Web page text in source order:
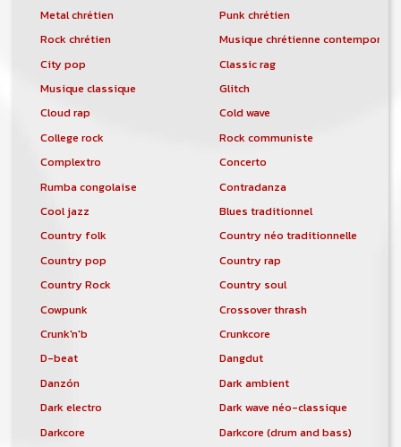
Metal chrétien
Punk chrétien
Rock chrétien
Musique chrétienne
City pop
Classic rag
Musique classique
Glitch
Cloud rap
Cold wave
College rock
Rock communiste
Complextro
Concerto
Rumba congolaise
Contradanza
Cool jazz
Blues traditionnel
Country folk
Country néo traditionnelle
Country pop
Country rap
Country Rock
Country soul
Cowpunk
Crossover thrash
Crunk'n'b
Crunkcore
D-beat
Dangdut
Danzón
Dark ambient
Dark electro
Dark wave néo-classique
Darkcore
Darkcore (drum and bass)